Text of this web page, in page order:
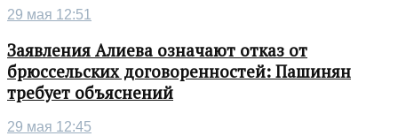
29 мая 12:51
Заявления Алиева означают отказ от
брюссельских договоренностей: Пашинян
требует объяснений
29 мая 12:45